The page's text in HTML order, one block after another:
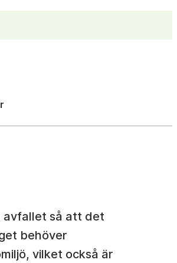
avfallet så att det
behöver
vilket också är